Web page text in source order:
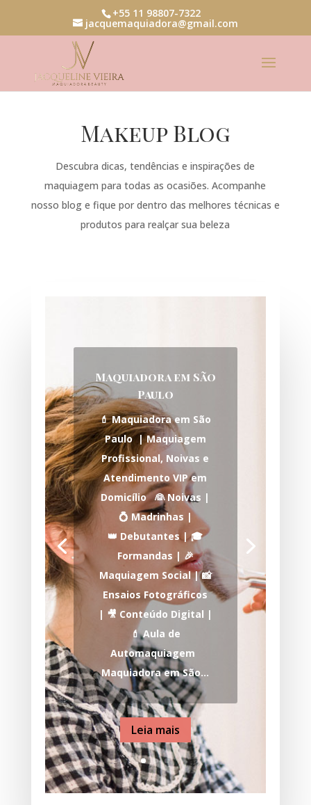
+55 11 98807-7322
jacquemaquiadora@gmail.com
Makeup Blog
Descubra dicas, tendências e inspirações de
maquiagem para todas as ocasiões. Acompanhe
nosso blog e fique por dentro das melhores técnicas e
produtos para realçar sua beleza
Maquiadora em São
Paulo
💄 Maquiadora em São
Paulo | Maquiagem
Profissional, Noivas e
Atendimento VIP em
Domicílio 👰 Noivas |
💍 Madrinhas |
👑 Debutantes | 🎓
Formandas | 🎉
Maquiagem Social | 📸
Ensaios Fotográficos
| 🎥 Conteúdo Digital |
💄 Aula de
Automaquiagem
Maquiadora em São...
Leia mais